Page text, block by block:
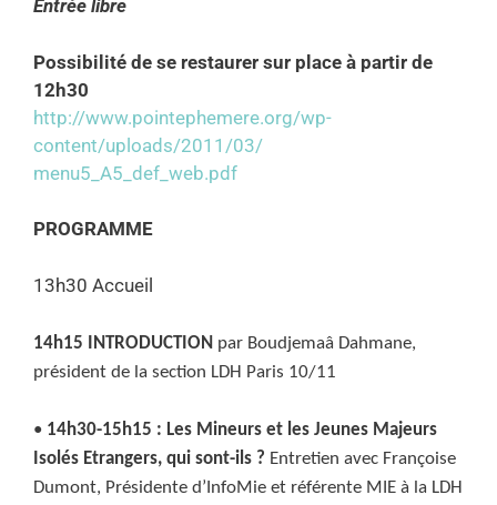
Entrée libre
Possibilité de se restaurer sur place à partir de
12h30
http://www.pointephemere.org/wp-
content/uploads/2011/03/
menu5_A5_def_web.pdf
PROGRAMME
13h30 Accueil
14h15 INTRODUCTION par Boudjemaâ Dahmane,
président de la section LDH Paris 10/11
• 14h30-15h15 : Les Mineurs et les Jeunes Majeurs
Isolés Etrangers, qui sont-ils ? Entretien avec Françoise
Dumont, Présidente d’InfoMie et référente MIE à la LDH